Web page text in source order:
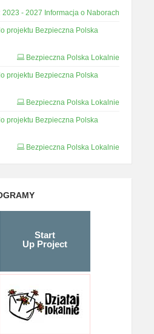
2023 - 2027 Informacja o Naborach
projektu Bezpieczna Polska
Bezpieczna Polska Lokalnie
projektu Bezpieczna Polska
Bezpieczna Polska Lokalnie
projektu Bezpieczna Polska
Bezpieczna Polska Lokalnie
Start
Up Project